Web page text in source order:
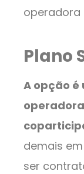
operadora
Plano
A opção é
demais
ser